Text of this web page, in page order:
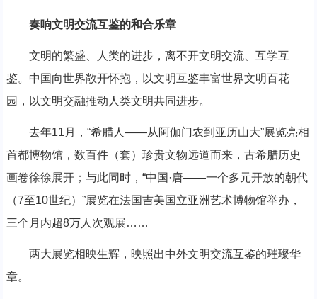
奏响文明交流互鉴的和合乐章
文明的繁盛、人类的进步，离不开文明交流、互学互
鉴。中国向世界敞开怀抱，以文明互鉴丰富世界文明百花
园，以文明交融推动人类文明共同进步。
去年11月，“希腊人——从阿伽门农到亚历山大”展览亮相
首都博物馆，数百件（套）珍贵文物远道而来，古希腊历史
画卷徐徐展开；与此同时，“中国·唐——一个多元开放的朝代
（7至10世纪）”展览在法国吉美国立亚洲艺术博物馆举办，
三个月内超8万人次观展……
两大展览相映生辉，映照出中外文明交流互鉴的璀璨华
章。